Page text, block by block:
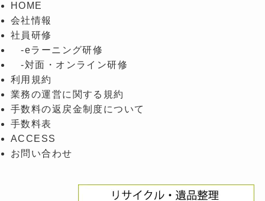
当サイトではブラウザのCookieを利用した
サイト閲覧に関するログ集計を行います。
プトアウトをご利用ください。
なお、パソコン、スマートフォンおよびブ
ラウザを変更された場合や、Cookieを削除
された場合には、再度オプトアウトが必要
となりますのでご注意ください。
〒582-0016 大阪府柏原市安堂町221番地の3
個人情報に関するお問い合わせ窓口
メールアドレス：info@haru-support.co.jp
HOME
会社情報
社員研修
-eラーニング研修
-対面・オンライン研修
利用規約
業務の運営に関する規約
手数料の返戻金制度について
手数料表
ACCESS
お問い合わせ